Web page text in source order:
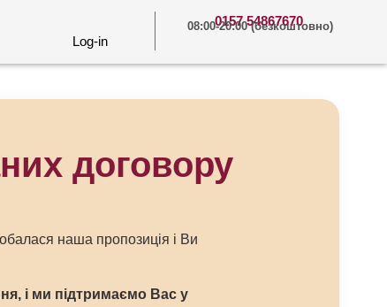
Log-in
0157 54867670
08:00-20:00 (безкоштовно)
договору
наша пропозиція і Ви
і ми підтримаємо Вас у